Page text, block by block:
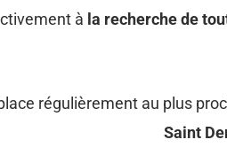
à la recherche de
régulièrement au plus
Saint